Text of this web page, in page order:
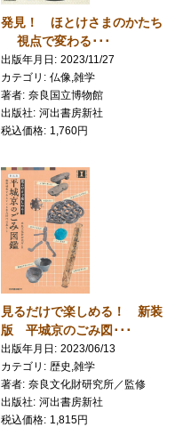
発見！ ほとけさまのかたち
視点で変わる･･･
出版年月日
2023/11/27
カテゴリ
仏像,雑学
著者 奈良国立博物館
出版社
河出書房新社
税込価格
1,760円
見るだけで楽しめる！ 新装
版 平城京のごみ図･･･
出版年月日
2023/06/13
カテゴリ
歴史,雑学
著者 奈良文化財研究所／監修
出版社
河出書房新社
税込価格
1,815円